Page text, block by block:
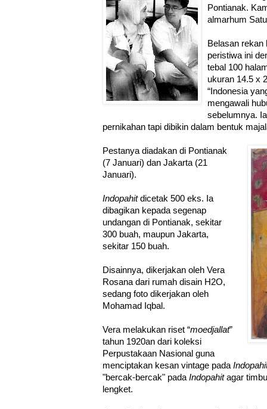
Pontianak.
almarhum
Belasan
peristiwa ini
tebal 100
ukuran 14.5 x
“Indonesia
mengawali
sebelumnya.
pernikahan tapi dibikin dalam bentuk
Pestanya diadakan di Pontianak
(7 Januari) dan Jakarta (21
Januari).
Indopahitdicetak 500 eks. Ia
dibagikan kepada segenap
undangan di Pontianak, sekitar
300 buah, maupun Jakarta,
sekitar 150 buah.
Disainnya, dikerjakan oleh Vera
Rosana dari rumah disain H2O,
sedang foto dikerjakan oleh
Mohamad Iqbal.
Vera melakukan riset “moedjallat”
tahun 1920an dari koleksi
Perpustakaan Nasional guna
menciptakan kesan vintage pada
"bercak-bercak" pada Indopahitagar
lengket.